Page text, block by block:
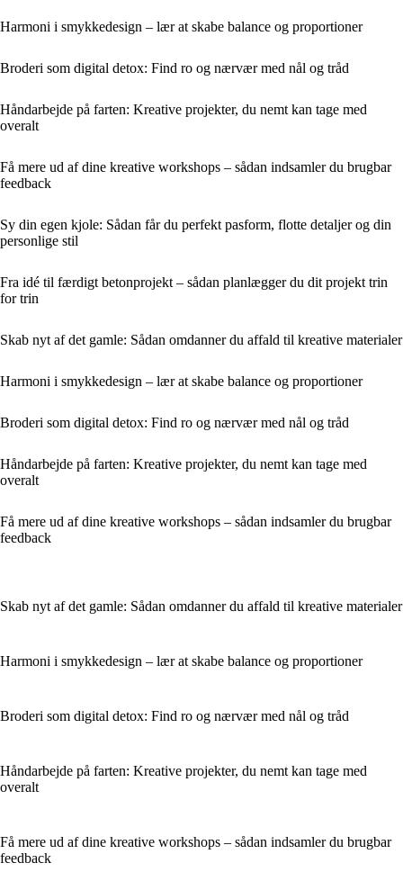
Harmoni i smykkedesign – lær at skabe balance og proportioner
Broderi som digital detox: Find ro og nærvær med nål og tråd
Håndarbejde på farten: Kreative projekter, du nemt kan tage med
overalt
Få mere ud af dine kreative workshops – sådan indsamler du brugbar
feedback
Sy din egen kjole: Sådan får du perfekt pasform, flotte detaljer og din
personlige stil
Fra idé til færdigt betonprojekt – sådan planlægger du dit projekt trin
for trin
Skab nyt af det gamle: Sådan omdanner du affald til kreative materialer
Harmoni i smykkedesign – lær at skabe balance og proportioner
Broderi som digital detox: Find ro og nærvær med nål og tråd
Håndarbejde på farten: Kreative projekter, du nemt kan tage med
overalt
Få mere ud af dine kreative workshops – sådan indsamler du brugbar
feedback
Skab nyt af det gamle: Sådan omdanner du affald til kreative materialer
Harmoni i smykkedesign – lær at skabe balance og proportioner
Broderi som digital detox: Find ro og nærvær med nål og tråd
Håndarbejde på farten: Kreative projekter, du nemt kan tage med
overalt
Få mere ud af dine kreative workshops – sådan indsamler du brugbar
feedback